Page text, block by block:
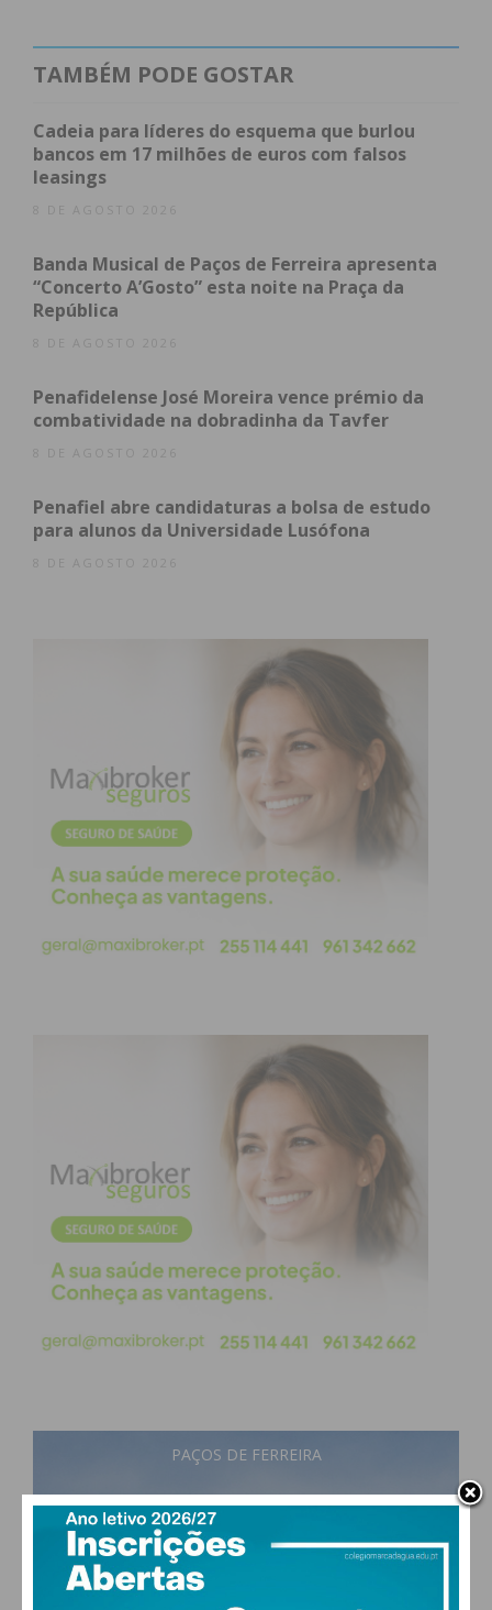
destacando o apoio que a junta sempre prestou à
deste projeto e pediu que se concretize o projeto
do Centro de Dia, “uma necessidade muito grande”.
Paulo Ferreira, presidente da Câmara Municipal,
junto da comunidade e deixou a garantia de que
este trabalho continuará a ser feito, “com mais
valências e mais capacidades para receber os
“Os nossos seniores precisam destes espaços,
fantástica de profissionais a quem eu tiro o meu
chapéu”, concluiu.
presença na cerimónia e parabenizou a instituição
e todos aqueles que contribuem para o projeto.
“Nem sempre há as respostas para as pessoas
viverem com esta felicidade, com este dinamismo,
com esta alegria e vontade de viver”, referiu,
deixando o compromisso de que o Governo estará
ao lado das instituições “para que possamos ter
mais e melhores respostas”. “Não venho cá
prometer nada, venho cá dizer que assumo este
compromisso e assumo no correspondente com
aquilo que já temos vindo a fazer. É continuar a
Subscreva a newsletter do
Imediato
Assine nossa newsletter por e-mail e
obtenha de forma regular a informação
Eu li e concordo com ostermos e
TAMBÉM PODE GOSTAR
Cadeia para líderes do esquema que burlou
bancos em 17 milhões de euros com falsos
leasings
8 DE AGOSTO 2026
Banda Musical de Paços de Ferreira apresenta
“Concerto A’Gosto” esta noite na Praça da
República
8 DE AGOSTO 2026
Penafidelense José Moreira vence prémio da
combatividade na dobradinha da Tavfer
8 DE AGOSTO 2026
Penafiel abre candidaturas a bolsa de estudo
para alunos da Universidade Lusófona
8 DE AGOSTO 2026
PAÇOS DE FERREIRA
17°
few clouds
vento: 0m/s SO
MAX 17 • MIN 17